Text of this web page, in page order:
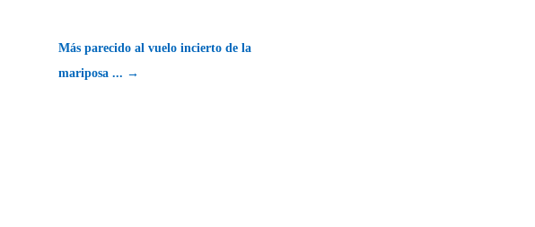
Más parecido al vuelo incierto de la
mariposa ... →